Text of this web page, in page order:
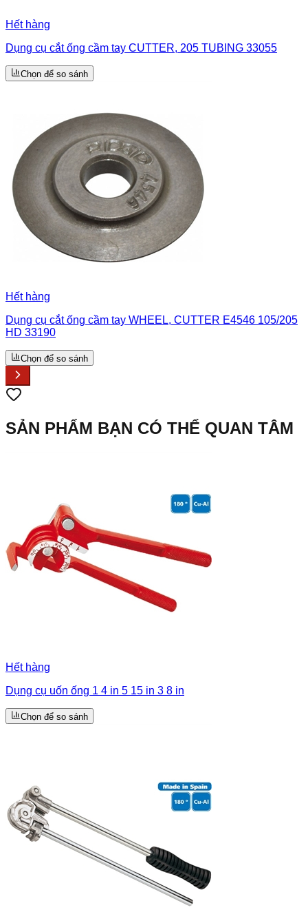
Hết hàng
Dụng cụ cắt ống cầm tay CUTTER, 205 TUBING 33055
Chọn để so sánh
Hết hàng
Dụng cụ cắt ống cầm tay WHEEL, CUTTER E4546 105/205
HD 33190
Chọn để so sánh
SẢN PHẨM BẠN CÓ THỂ QUAN TÂM
Hết hàng
Dụng cụ uốn ống 1 4 in 5 15 in 3 8 in
Chọn để so sánh